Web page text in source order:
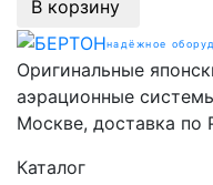
В корзину
надёжное
Оригинальные
аэрационные
Москве, доставка по
Каталог